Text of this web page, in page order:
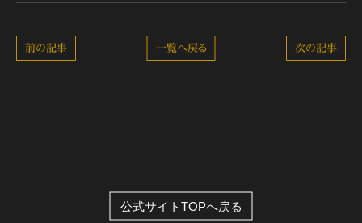
次の記事
一覧へ戻る
前の記事
公式サイトTOPへ戻る